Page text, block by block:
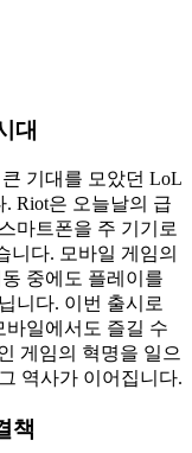
대
기대를 모았던 LoL
Riot은 오늘날의 급
마트폰을 주 기기로
니다. 모바일 게임의
중에도 플레이를
니다. 이번 출시로
바일에서도 즐길 수
게임의 혁명을 일으
역사가 이어집니다.
책